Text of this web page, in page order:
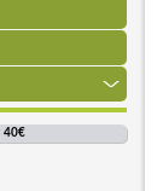
40€